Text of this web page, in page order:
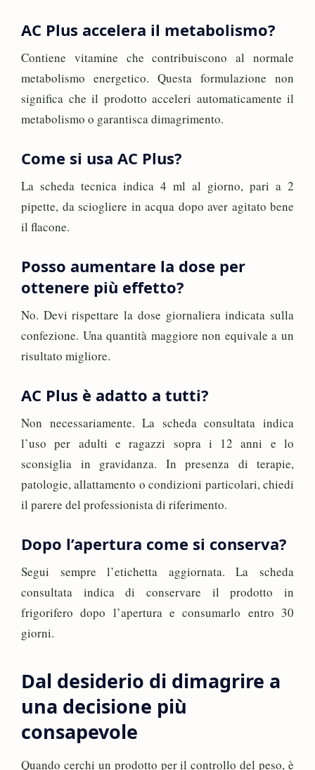
AC Plus accelera il metabolismo?
Contiene vitamine che contribuiscono al normale
metabolismo energetico. Questa formulazione non
significa che il prodotto acceleri automaticamente il
metabolismo o garantisca dimagrimento.
Come si usa AC Plus?
La scheda tecnica indica 4 ml al giorno, pari a 2
pipette, da sciogliere in acqua dopo aver agitato bene
il flacone.
Posso aumentare la dose per
ottenere più effetto?
No. Devi rispettare la dose giornaliera indicata sulla
confezione. Una quantità maggiore non equivale a un
risultato migliore.
AC Plus è adatto a tutti?
Non necessariamente. La scheda consultata indica
l’uso per adulti e ragazzi sopra i 12 anni e lo
sconsiglia in gravidanza. In presenza di terapie,
patologie, allattamento o condizioni particolari, chiedi
il parere del professionista di riferimento.
Dopo l’apertura come si conserva?
Segui sempre l’etichetta aggiornata. La scheda
consultata indica di conservare il prodotto in
frigorifero dopo l’apertura e consumarlo entro 30
giorni.
Dal desiderio di dimagrire a
una decisione più
consapevole
Quando cerchi un prodotto per il controllo del peso, è